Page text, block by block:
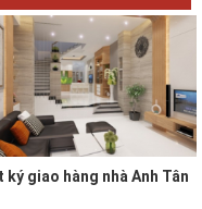
ký giao hàng nhà Anh Tân